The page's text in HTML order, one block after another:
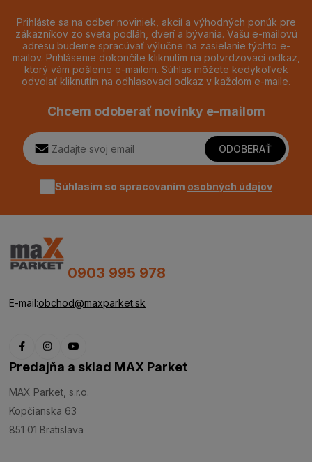
Prihláste sa na odber noviniek, akcií a výhodných ponúk pre
zákazníkov zo sveta podláh, dverí a bývania. Vašu e-mailovú
adresu budeme spracúvať výlučne na zasielanie týchto e-
mailov. Prihlásenie dokončíte kliknutím na potvrdzovací odkaz,
ktorý vám pošleme e-mailom. Súhlas môžete kedykoľvek
odvolať kliknutím na odhlasovací odkaz v každom e-maile.
Chcem odoberať novinky e-mailom
ODOBERAŤ
Súhlasím so spracovaním osobných údajov
0903 995 978
E-mail:obchod@maxparket.sk
Predajňa a sklad MAX Parket
MAX Parket, s.r.o.
Kopčianska 63
851 01 Bratislava